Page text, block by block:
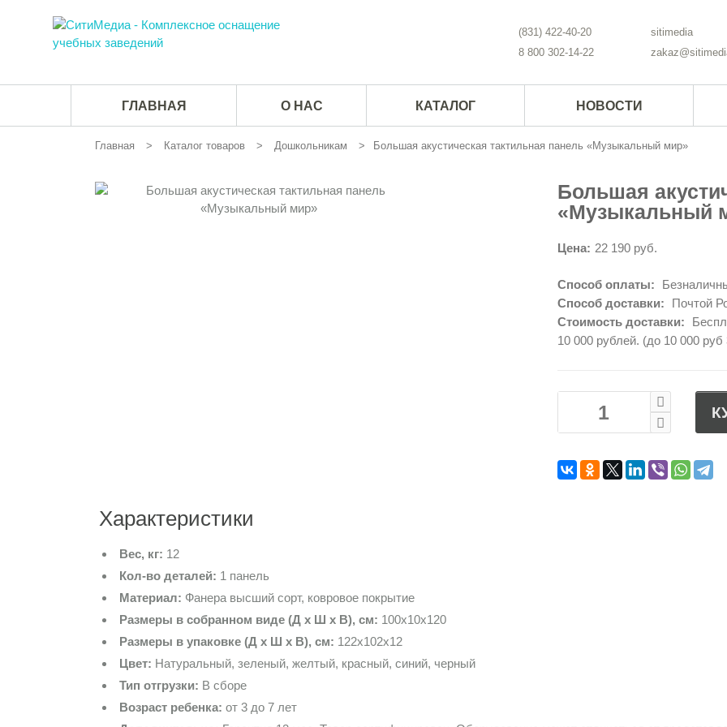
sitimedia
(831) 422-40-20
8 800 302-14-22
ГЛАВНАЯ О НАС КАТАЛОГ НОВОСТИ
Главная Каталог товаров Дошкольникам Большая акустическая тактильная панель «Музыкальный мир»
Большая
«Музыкальный
Цена: 22 190 руб.
Способ оплаты:
Способ доставки:
Почтой
Стоимость доставки:
10 000 рублей. (до 10 000 руб
Характеристики
Вес, кг: 12
Кол-во деталей: 1 панель
Материал: Фанера высший сорт, ковровое покрытие
Размеры в собранном виде (Д х Ш х В), см: 100х10х120
Размеры в упаковке (Д х Ш х В), см: 122х102х12
Цвет: Натуральный, зеленый, желтый, красный, синий, черный
Тип отгрузки: В сборе
Возраст ребенка: от 3 до 7 лет